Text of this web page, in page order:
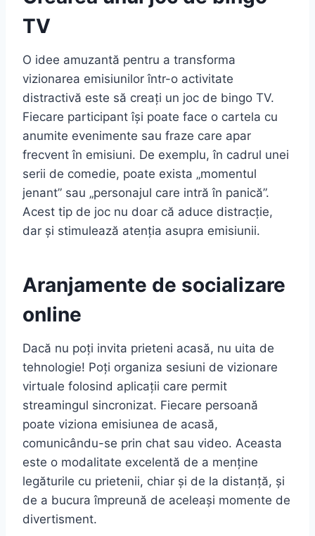
TV
O idee amuzantă pentru a transforma
vizionarea emisiunilor într-o activitate
distractivă este să creați un joc de bingo TV.
Fiecare participant își poate face o cartela cu
anumite evenimente sau fraze care apar
frecvent în emisiuni. De exemplu, în cadrul unei
serii de comedie, poate exista „momentul
jenant” sau „personajul care intră în panică”.
Acest tip de joc nu doar că aduce distracție,
dar și stimulează atenția asupra emisiunii.
Aranjamente de socializare
online
Dacă nu poți invita prieteni acasă, nu uita de
tehnologie! Poți organiza sesiuni de vizionare
virtuale folosind aplicații care permit
streamingul sincronizat. Fiecare persoană
poate viziona emisiunea de acasă,
comunicându-se prin chat sau video. Aceasta
este o modalitate excelentă de a menține
legăturile cu prietenii, chiar și de la distanță, și
de a bucura împreună de aceleași momente de
divertisment.